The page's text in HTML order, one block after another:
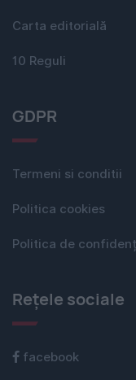
Carta editorială
10 Reguli
GDPR
Termeni si conditii
Politica cookies
Politica de
Rețele sociale
facebook